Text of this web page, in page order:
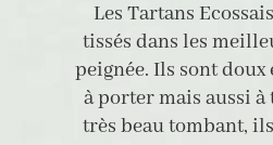
Les Tartans
tissés dans les
peignée. Ils sont doux
à porter mais aussi
très beau tombant,